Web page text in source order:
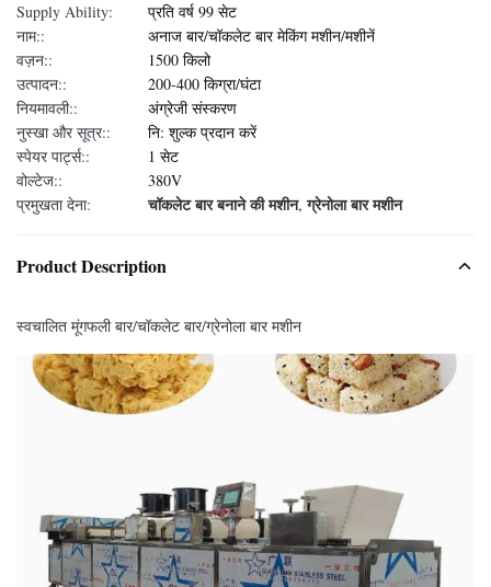
Supply Ability:
प्रति वर्ष 99 सेट
नाम::
अनाज बार/चॉकलेट बार मेकिंग मशीन/मशीनें
वज़न::
1500 किलो
उत्पादन::
200-400 किग्रा/घंटा
नियमावली::
अंग्रेजी संस्करण
नुस्खा और सूत्र::
नि: शुल्क प्रदान करें
स्पेयर पार्ट्स::
1 सेट
वोल्टेज::
380V
प्रमुखता देना:
चॉकलेट बार बनाने की मशीन,ग्रेनोला बार मशीन
Product Description
स्वचालित मूंगफली बार/चॉकलेट बार/ग्रेनोला बार मशीन